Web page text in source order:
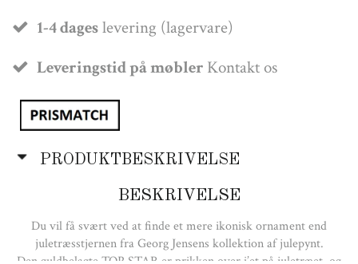
1-4 dageslevering (lagervare)
Leveringstid på møbler Kontakt os
PRODUKTBESKRIVELSE
BESKRIVELSE
Du vil få svært ved at finde et mere ikonisk ornament end
juletræsstjernen fra Georg Jensens kollektion af julepynt.